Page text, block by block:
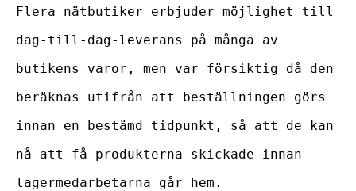
Flera nätbutiker erbjuder möjlighet till
dag-till-dag-leverans på många av
butikens varor, men var försiktig då den
beräknas utifrån att beställningen görs
innan en bestämd tidpunkt, så att de kan
nå att få produkterna skickade innan
lagermedarbetarna går hem.